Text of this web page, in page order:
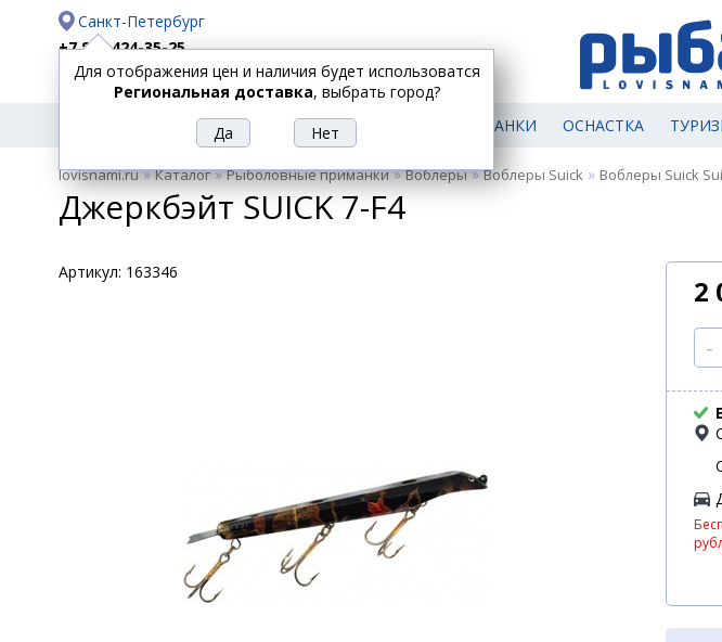
Санкт-Петербург
+7 812 424-35-25
Доставка
Оплата
Для отображения цен и наличия будет использоватся
Региональная доставка, выбрать город?
РЫБОЛОВНЫЕ
ТОВАРЫ
СПИННИНГИ КАТУШКИ ПРИМАНКИ ОСНАСТКА
lovisnami.ru»Каталог»Рыболовные приманки»Воблеры»Воблеры Suick » Воблеры Suick
Джеркбэйт SUICK 7-F4
Артикул: 163346
2
-